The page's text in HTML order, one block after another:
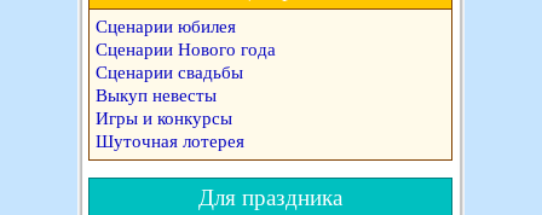
Сценарии юбилея
Сценарии Нового года
Сценарии свадьбы
Выкуп невесты
Игры и конкурсы
Шуточная лотерея
Для праздника